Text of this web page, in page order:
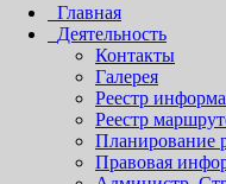
Главная
Деятельность
Контакты
Галерея
Реестр
Реестр
Планирование
Правовая